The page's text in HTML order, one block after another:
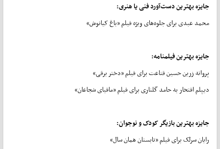
جایزه بهترین دست‌آورد فنی یا هنری:
محمد عبدی برای جلوه‌های ویژه فیلم «باغ کیانوش»
جایزه بهترین فیلمنامه:
پروانه زرین حسین قناعت برای فیلم «دختر برقی»
دیپلم افتخار به حامد گلناری برای فیلم «مافیای شجاعان»
جایزه بهترین بازیگر کودک و نوجوان:
رایان سرلک برای فیلم «تابستان همان سال»